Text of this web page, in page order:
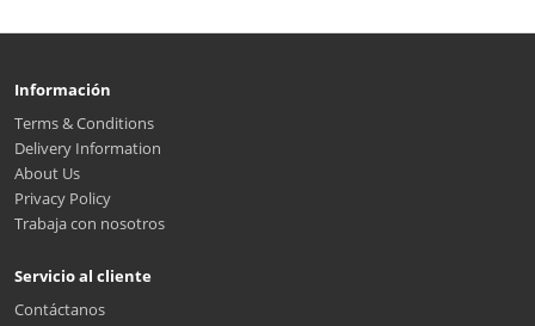
Información
Terms & Conditions
Delivery Information
About Us
Privacy Policy
Trabaja con nosotros
Servicio al cliente
Contáctanos